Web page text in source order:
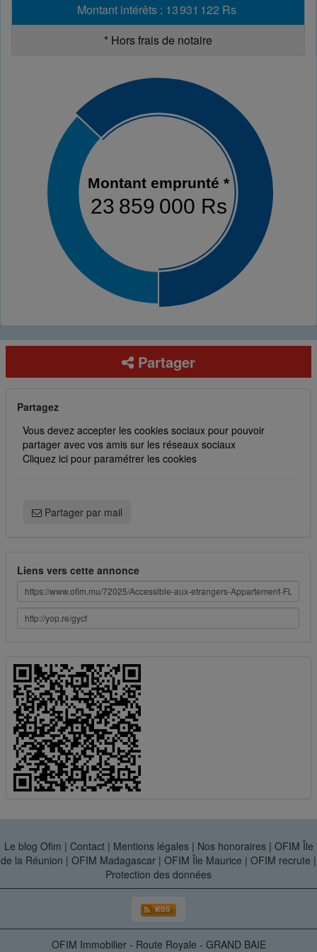
Montant intérêts : 13 931 122 Rs
* Hors frais de notaire
Montant emprunté *
23 859 000 Rs
Partager
Partagez
Vous devez accepter les cookies sociaux pour pouvoir
partager avec vos amis sur les réseaux sociaux
Cliquez ici pour paramétrer les cookies
Partager par mail
Liens vers cette annonce
Le blog Ofim | Contact| Mentions légales| Nos honoraires| OFIM Île
de la Réunion | OFIM Madagascar | OFIM Île Maurice | OFIM recrute |
Protection des données
OFIM Immobilier - Route Royale - GRAND BAIE